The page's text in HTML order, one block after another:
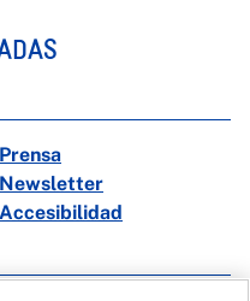
Prensa
Newsletter
Accesibilidad